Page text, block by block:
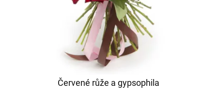
Červené růže a gypsophila